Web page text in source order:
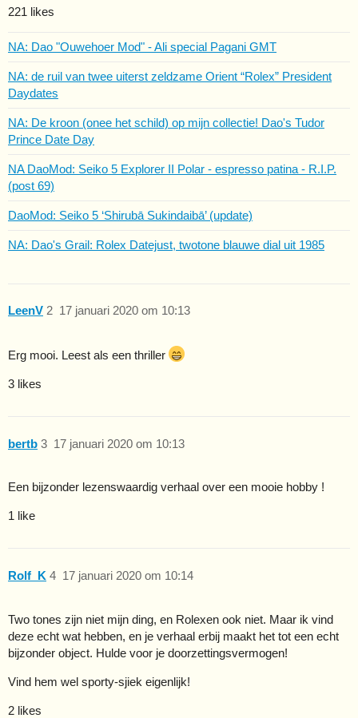
221 likes
NA: Dao "Ouwehoer Mod" - Ali special Pagani GMT
NA: de ruil van twee uiterst zeldzame Orient “Rolex” President
Daydates
NA: De kroon (onee het schild) op mijn collectie! Dao's Tudor
Prince Date Day
NA DaoMod: Seiko 5 Explorer II Polar - espresso patina - R.I.P.
(post 69)
DaoMod: Seiko 5 ‘Shirubā Sukindaibā’ (update)
NA: Dao's Grail: Rolex Datejust, twotone blauwe dial uit 1985
LeenV 17 januari 2020 om 10:13
2
Erg mooi. Leest als een thriller
3 likes
bertb 17 januari 2020 om 10:13
3
Een bijzonder lezenswaardig verhaal over een mooie hobby !
1 like
Rolf_K 17 januari 2020 om 10:14
4
Two tones zijn niet mijn ding, en Rolexen ook niet. Maar ik vind
deze echt wat hebben, en je verhaal erbij maakt het tot een echt
bijzonder object. Hulde voor je doorzettingsvermogen!
Vind hem wel sporty-sjiek eigenlijk!
2 likes